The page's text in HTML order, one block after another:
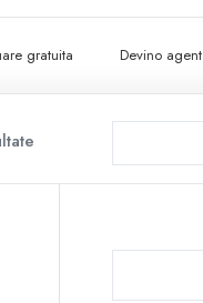
gratuita Devino agent